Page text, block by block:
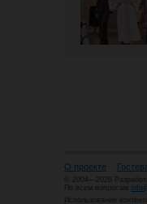
О проекте
© 2004—2026
По всем вопросам
Использование